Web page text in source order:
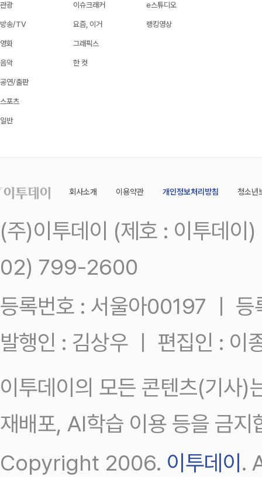
관광
방송/TV
영화
음악
공연/출판
스포츠
일반
이슈크래커
요즘, 이거
그래픽스
한 컷
e스튜디오
랭킹영상
회사소개 이용약관 개인정보처리방침 청소년
(주)이투데이 (제호 : 이투데
02) 799-2600
등록번호 : 서울아00197 ㅣ
발행인 : 김상우 ㅣ 편집인 : 이
이투데이의 모든 콘텐츠(기사)
재배포, AI학습 이용 등을 금지
Copyright 2006. 이투데이 .